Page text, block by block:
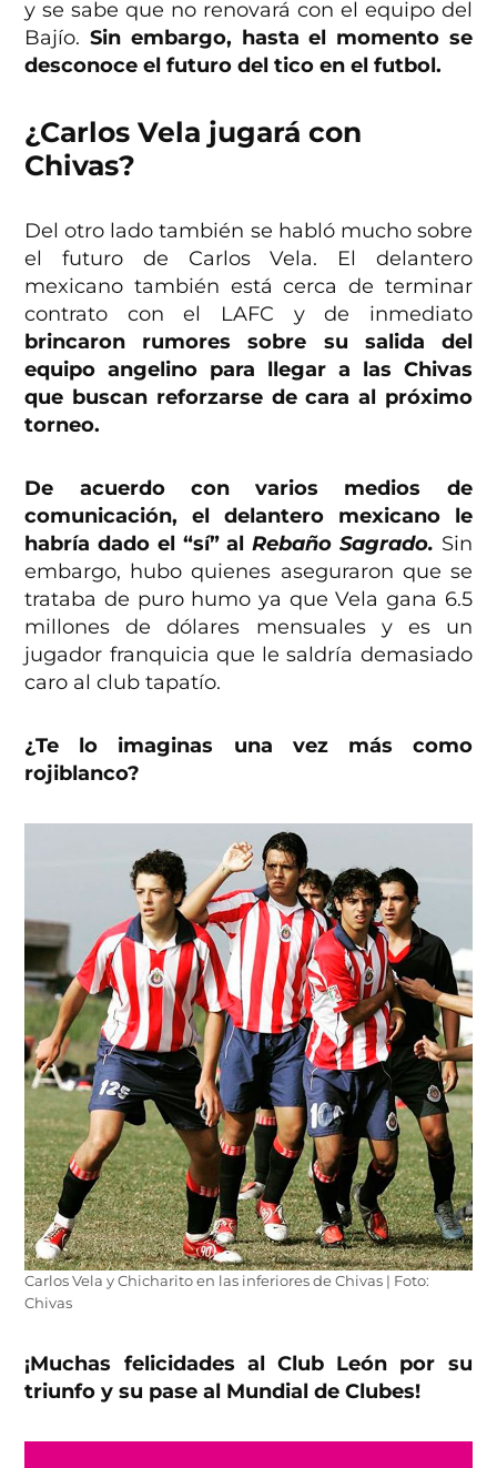
y se sabe que no renovará con el equipo del
Bajío. Sin embargo, hasta el momento se
desconoce el futuro del tico en el futbol.
¿Carlos Vela jugará con
Chivas?
Del otro lado también se habló mucho sobre
el futuro de Carlos Vela. El delantero
mexicano también está cerca de terminar
contrato con el LAFC y de inmediato
brincaron rumores sobre su salida del
equipo angelino para llegar a las Chivas
que buscan reforzarse de cara al próximo
torneo.
De acuerdo con varios medios de
comunicación, el delantero mexicano le
habría dado el “sí” alRebaño Sagrado. Sin
embargo, hubo quienes aseguraron que se
trataba de puro humo ya que Vela gana 6.5
millones de dólares mensuales y es un
jugador franquicia que le saldría demasiado
caro al club tapatío.
¿Te lo imaginas una vez más como
rojiblanco?
Carlos Vela y Chicharito en las inferiores de Chivas | Foto:
Chivas
¡Muchas felicidades al Club León por su
triunfo y su pase al Mundial de Clubes!